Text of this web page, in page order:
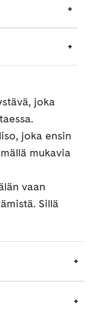
joka
joka ensin
mukavia
vaan
Sillä